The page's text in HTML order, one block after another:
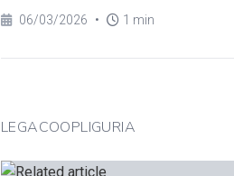
06/03/2026 • 1 min
LEGACOOPLIGURIA